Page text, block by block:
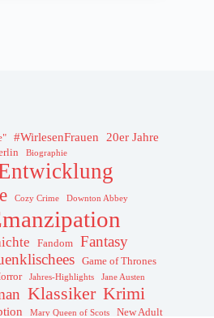
#WirlesenFrauen 20er Jahre
Biographie
Cozy Crime Downton Abbey
Fandom Fantasy
Game of Thrones
Jahres-Highlights Jane Austen
Klassiker Krimi
Mary Queen of Scots New Adult